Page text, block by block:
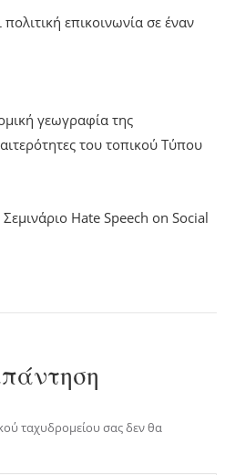
επικοινωνία σε έναν
γεωγραφία της
του τοπικού Τύπου
Hate Speech on Social
ταχυδρομείου σας δεν θα